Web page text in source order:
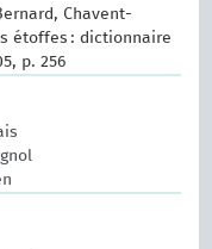
Chavent-
étoffes : dictionnaire
p. 256